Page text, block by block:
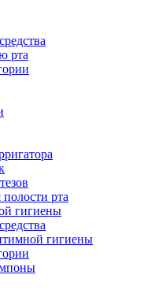
рта
рта
гигиены
гигиены